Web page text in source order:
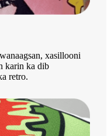
xasillooni
karin ka dib
retro.